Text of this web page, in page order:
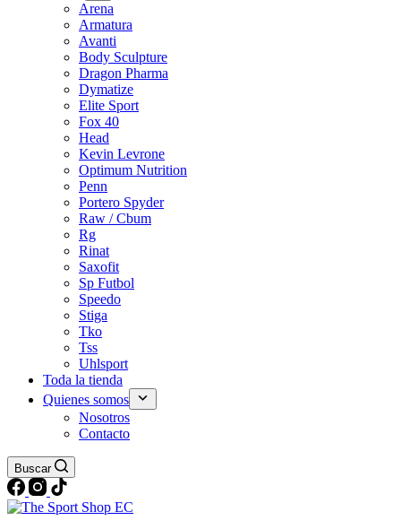
Arena
Armatura
Avanti
Body Sculpture
Dragon Pharma
Dymatize
Elite Sport
Fox 40
Head
Kevin Levrone
Optimum Nutrition
Penn
Portero Spyder
Raw / Cbum
Rg
Rinat
Saxofit
Sp Futbol
Speedo
Stiga
Tko
Tss
Uhlsport
Toda la tienda
Quienes somos
Nosotros
Contacto
Buscar